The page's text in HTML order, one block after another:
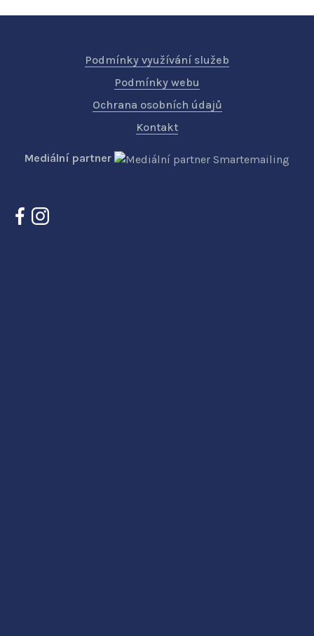
Podmínky využívání služeb
Podmínky webu
Ochrana osobních údajů
Kontakt
Mediální partner